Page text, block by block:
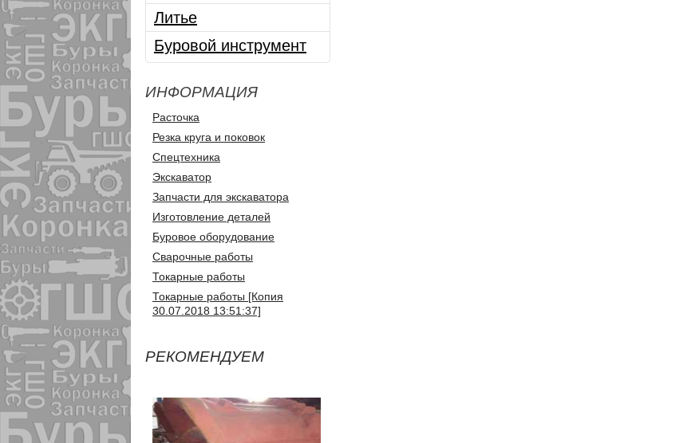
Литье
Буровой инструмент
ИНФОРМАЦИЯ
Расточка
Резка круга и поковок
Спецтехника
Экскаватор
Запчасти для экскаватора
Изготовление деталей
Буровое оборудование
Сварочные работы
Токарные работы
Токарные работы [Копия
30.07.2018 13:51:37]
РЕКОМЕНДУЕМ